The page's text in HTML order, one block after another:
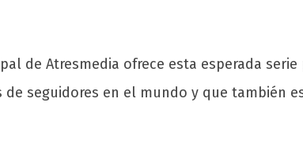
de Atresmedia ofrece esta esperada serie
de seguidores en el mundo y que también